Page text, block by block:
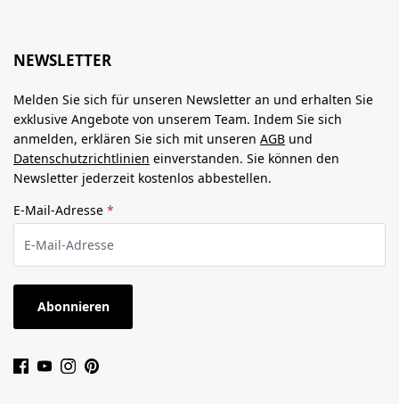
NEWSLETTER
Melden Sie sich für unseren Newsletter an und erhalten Sie
exklusive Angebote von unserem Team. Indem Sie sich
anmelden, erklären Sie sich mit unseren AGB und
Datenschutzrichtlinien einverstanden. Sie können den
Newsletter jederzeit kostenlos abbestellen.
E-Mail-Adresse *
Abonnieren